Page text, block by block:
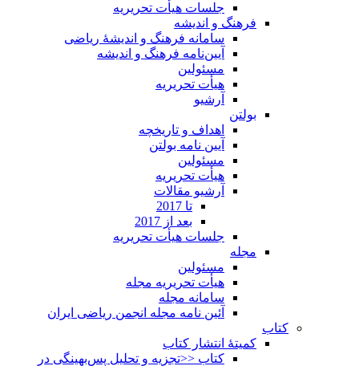
جلسات هیأت تحریریه
فرهنگ و اندیشه
سامانه فرهنگ و اندیشۀ ریاضی
آیین‌نامه فرهنگ و اندیشه
مسئولین
هیأت تحریریه
آرشیو
بولتن
اهداف و تاریخچه
آیین نامه بولتن
مسئولین
هیأت تحریریه
آرشیو مقالات
تا 2017
بعد از 2017
جلسات هیأت تحریریه
مجله
مسئولین
هیأت تحریریه مجله
سامانه مجله
آئین نامه مجله انجمن ریاضی ایران
کتاب
کمیتۀ انتشار کتاب
کتاب <<تجزیه و تحلیل پس‌بهینگی در